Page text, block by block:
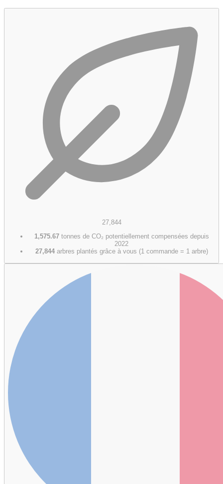
27,844
1,575.67tonnes de CO₂ potentiellement compensées depuis
2022
27,844 arbres plantés grâce à vous (1 commande = 1 arbre)